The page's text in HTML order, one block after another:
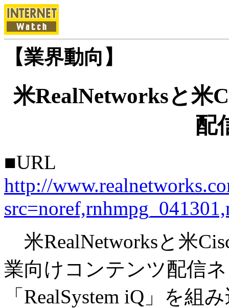
【業界動向】
米RealNetworksと米
配
■URL
http://
米RealNetworksと米
業向けコンテンツ配信
「RealSystem iQ」を組